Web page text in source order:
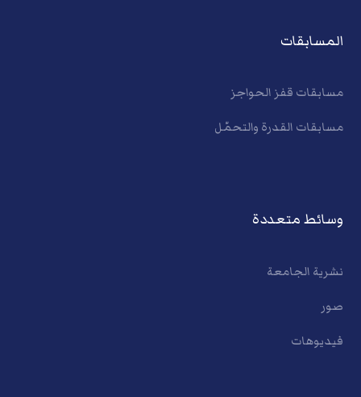
المسابقات
مسابقات قفز الحواجز
مسابقات القدرة والتحمّل
وسائط متعددة
نشرية الجامعة
صور
فيديوهات